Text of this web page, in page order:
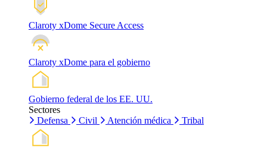
Claroty xDome Secure Access
Claroty xDome para el gobierno
Gobierno federal de los EE. UU.
Sectores
Defensa
Civil Atención médica Tribal